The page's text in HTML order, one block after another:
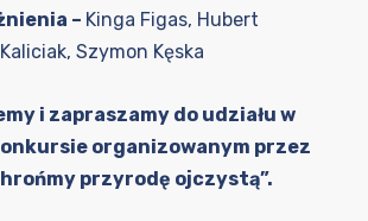
– Kinga Figas, Hubert
Kaliciak, Szymon Kęska
i zapraszamy do udziału w
organizowanym przez
przyrodę ojczystą”.